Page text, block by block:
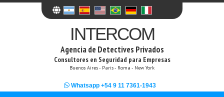
INTERCOM
Agencia de Detectives Privados
Consultores en Seguridad para Empresas
Buenos Aires - Paris - Roma - New York
Whatsapp +54 9 11 7361-1943